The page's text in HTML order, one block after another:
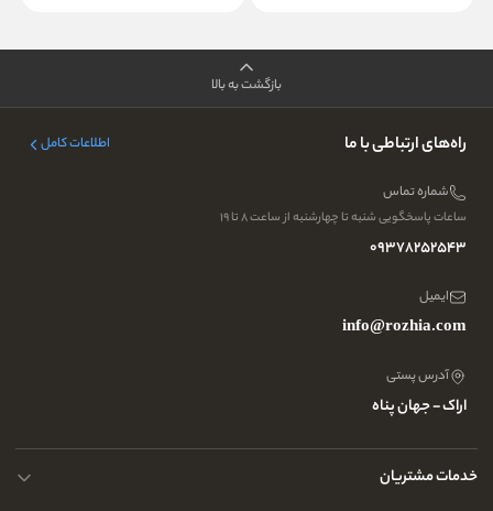
بازگشت به بالا
راه‌های ارتباطی با ما اطلاعات کامل
شماره تماس
ساعات پاسخگویی شنبه تا چهارشنبه از ساعت ۸ تا ۱۹
09378252543
ایمیل
info@rozhia.com
آدرس پستی
اراک - جهان پناه
خدمات مشتریان